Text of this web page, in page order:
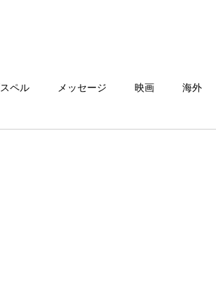
ペル メッセージ 映画 海外